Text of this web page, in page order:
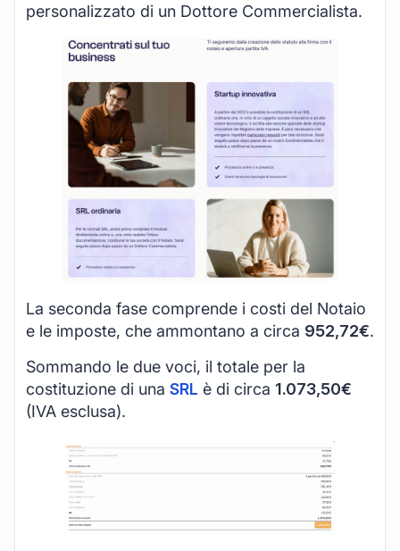
personalizzato di un Dottore Commercialista.
La seconda fase comprende i costi del Notaio
e le imposte, che ammontano a circa 952,72€.
Sommando le due voci, il totale per la
costituzione di una SRL è di circa 1.073,50€
(IVA esclusa).